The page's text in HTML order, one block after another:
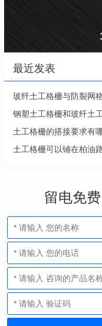
最近发表
玻纤土工格栅与防裂网
钢塑土工格栅和玻纤土
土工格栅的搭接要求有
土工格栅可以铺在柏油
留电免